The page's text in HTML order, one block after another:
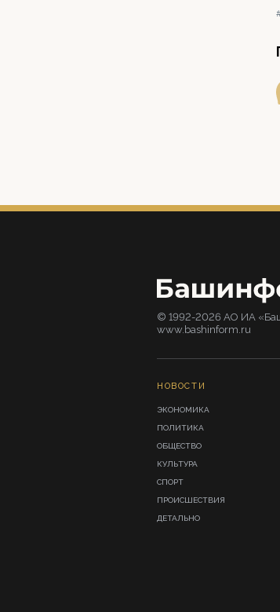
© 1992-2026 АО ИА
www.bashinform.ru
НОВОСТИ
ЭКОНОМИКА
ПОЛИТИКА
ОБЩЕСТВО
КУЛЬТУРА
СПОРТ
ПРОИСШЕСТВИЯ
ДЕТАЛЬНО